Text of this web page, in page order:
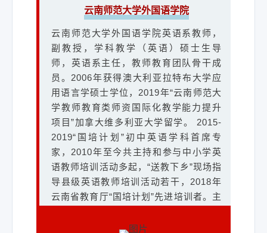
业组）云南赛区一等奖。2022年，合著
集》。2023年，“高教社杯”云南省高校
联盟第十届师范生专业大学生教学技能
竞赛“优秀指导教师奖”。
王蕊蕊
云南师范大学外国语学院
云南师范大学外国语学院副教授，外语
教师教育团队成员，研究方向为外语教
师教育、英语教学法。数次担任国培项
目培训教师、现任昆明市小学英语兼职
和教改项目十余项，参加过外教社、外
《Happy Reading》及与之配套的教学
资源共13册次，并推广使用；参编出版
书籍《五华区义务教育阶段作业设计指
南》与《英语实践作业设计》；参与编
写出版PEP三下与四下《英语智慧随堂
练》；撰写论文20余篇，获国家、省、
市、区级奖项，发表教育科研相关论文2
篇；多次担任“国培计划”教师研修项目授
课专家。
白蕊
昆明市盘龙区盘龙小学
昆明市盘龙区盘龙小学英语教师，高级
云南师范大学外国语学院
云南师范大学外国语学院英语系教师，
副教授，学科教学（英语）硕士生导
师，英语系主任，教师教育团队骨干成
员。2006年获得澳大利亚拉特布大学应
用语言学硕士学位，2019年“云南师范大
学教师教育类师资国际化教学能力提升
项目”加拿大维多利亚大学留学。 2015-
2019“国培计划”初中英语学科首席专
家，2010年至今共主持和参与中小学英
语教师培训活动多起，“送教下乡”现场指
导县级英语教师培训活动若干，2018年
云南省教育厅“国培计划”先进培训者。主
语教学及中小学英语教师专业发展，迄